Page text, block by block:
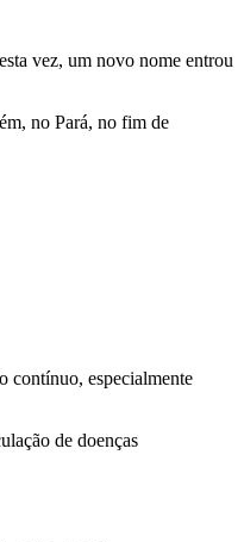
vez, um novo nome entrou
no Pará, no fim de
contínuo, especialmente
de doenças